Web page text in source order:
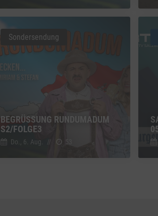
BEGRÜSSUNG RUNDUMADUM S
2/FOLGE3
Do., 6. Aug. // 53
Sondersendung
YouTube
Google Ireland Limited, Irland